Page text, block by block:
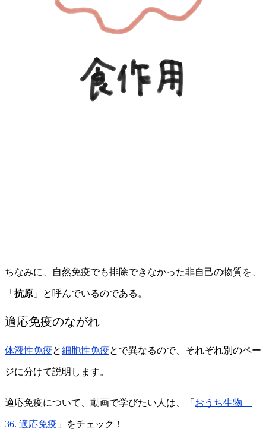
ちなみに、自然免疫でも排除できなかった非自己の物質を、
「 抗原 」と呼んでいるのである。
適応免疫のながれ
体液性免疫と細胞性免疫とで異なるので、それぞれ別のペー
ジに分けて説明します。
適応免疫について、動画で学びたい人は、「 おうち生物
36. 適応免疫 」をチェック！